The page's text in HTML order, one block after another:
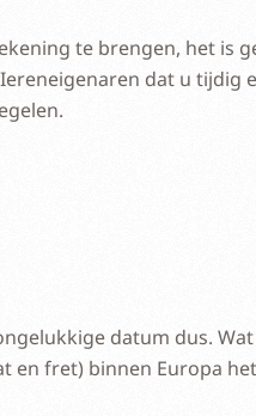
te brengen, het is
dat u tijdig
datum dus.
en fret) binnen Europa